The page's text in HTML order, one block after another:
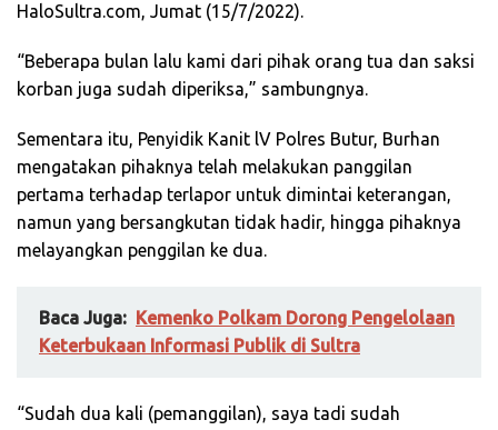
HaloSultra.com, Jumat (15/7/2022).
“Beberapa bulan lalu kami dari pihak orang tua dan saksi
korban juga sudah diperiksa,” sambungnya.
Sementara itu, Penyidik Kanit lV Polres Butur, Burhan
mengatakan pihaknya telah melakukan panggilan
pertama terhadap terlapor untuk dimintai keterangan,
namun yang bersangkutan tidak hadir, hingga pihaknya
melayangkan penggilan ke dua.
Baca Juga: Kemenko Polkam Dorong Pengelolaan
Keterbukaan Informasi Publik di Sultra
“Sudah dua kali (pemanggilan), saya tadi sudah